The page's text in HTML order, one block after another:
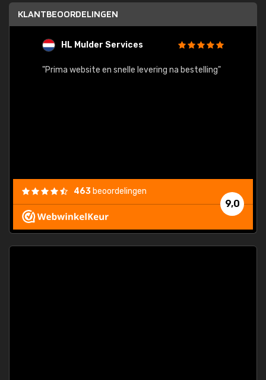
KLANTBEOORDELINGEN
HL Mulder Services
"Prima website en snelle levering na bestelling"
9,0
463 beoordelingen